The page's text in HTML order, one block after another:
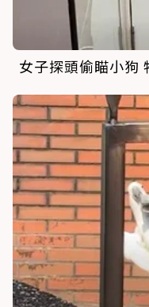
女子探頭偷瞄小狗